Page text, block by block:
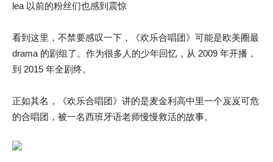
lea 以前的粉丝们也感到震惊
看到这里，不禁要感叹一下，《欢乐合唱团》可能是欧美圈最
drama 的剧组了。作为很多人的少年回忆，从 2009 年开播，
到 2015 年全剧终。
正如其名，《欢乐合唱团》讲的是麦金利高中里一个岌岌可危
的合唱团，被一名西班牙语老师慢慢救活的故事。